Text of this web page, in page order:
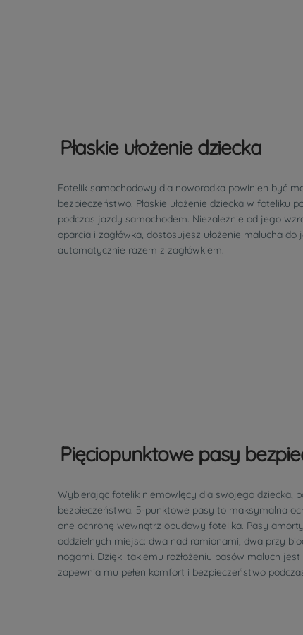
Płaskie ułożenie dziecka
Fotelik samochodowy dla noworodka powinien być
bezpieczeństwo. Płaskie ułożenie dziecka w
podczas jazdy samochodem. Niezależnie od jego
oparcia i zagłówka, dostosujesz ułożenie malucha
automatycznie razem z zagłówkiem.
Pięciopunktowe pasy
Wybierając fotelik niemowlęcy dla swojego dziecka,
bezpieczeństwa. 5-punktowe pasy to maksymalna
one ochronę wewnątrz obudowy fotelika. Pasy
oddzielnych miejsc: dwa nad ramionami, dwa przy
nogami. Dzięki takiemu rozłożeniu pasów maluch
zapewnia mu pełen komfort i bezpieczeństwo